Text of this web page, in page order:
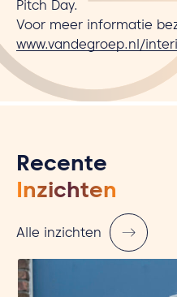
Pitch Day.
Voor meer informatie
www.vandegroep.nl/
Recente
Inzichten
Alle inzichten